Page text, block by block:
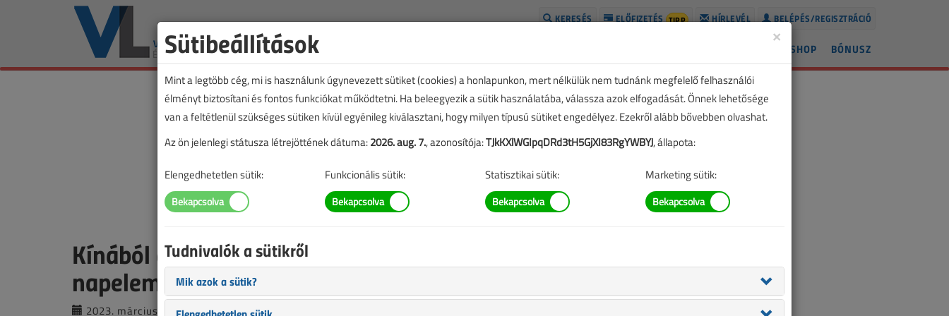
BELÉPÉS/REGISZTRÁCIÓ
HÍRLEVÉL
ELŐFIZETÉS TIPP
KERESÉS
BÓNUSZ
SHOP
Kínából érkezett a Németországban telepített
napelemek zöme
2023. március 7. | VL online | 1408 |
×
Sütibeállítások
Mint a legtöbb cég, mi is használunk úgynevezett sütiket (cookies) a honlapunkon, mert nélkülük nem tudnánk megfelelő felhasználói
élményt biztosítani és fontos funkciókat működtetni. Ha beleegyezik a sütik használatába, válassza azok elfogadását. Önnek lehetősége
van a feltétlenül szükséges sütiken kívül egyénileg kiválasztani, hogy milyen típusú sütiket engedélyez. Ezekről alább bővebben olvashat.
Az ön jelenlegi státusza létrejöttének dátuma:2026. aug. 7., azonosítója:TJkKXlWGIpqDRd3tH5GjXI83RgYWBYJ, állapota:
Elengedhetetlen sütik: Funkcionális sütik: Statisztikai sütik: Marketing sütik:
Tudnivalók a sütikről
Mik azok a sütik?